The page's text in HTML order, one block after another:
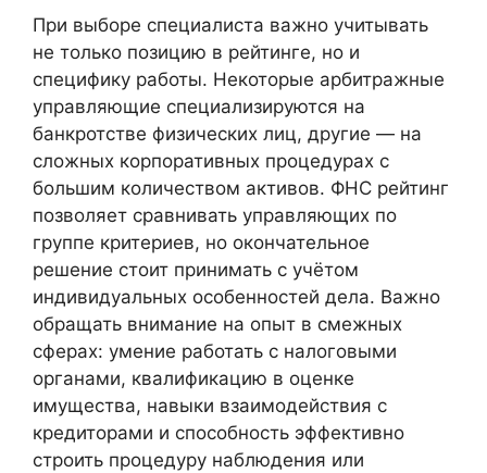
При выборе специалиста важно учитывать
не только позицию в рейтинге, но и
специфику работы. Некоторые арбитражные
управляющие специализируются на
банкротстве физических лиц, другие — на
сложных корпоративных процедурах с
большим количеством активов. ФНС рейтинг
позволяет сравнивать управляющих по
группе критериев, но окончательное
решение стоит принимать с учётом
индивидуальных особенностей дела. Важно
обращать внимание на опыт в смежных
сферах: умение работать с налоговыми
органами, квалификацию в оценке
имущества, навыки взаимодействия с
кредиторами и способность эффективно
строить процедуру наблюдения или